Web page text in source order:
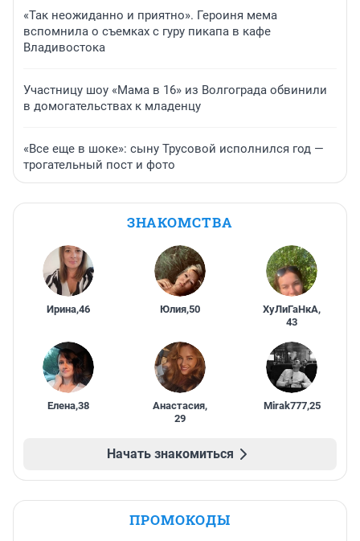
«Так неожиданно и приятно». Героиня мема
вспомнила о съемках с гуру пикапа в кафе
Владивостока
Участницу шоу «Мама в 16» из Волгограда обвинили
в домогательствах к младенцу
«Все еще в шоке»: сыну Трусовой исполнился год —
трогательный пост и фото
ЗНАКОМСТВА
Ирина,46 Юлия,50 ХуЛиГаНкА,
43
Елена,38 Анастасия,
29
Mirak777,25
Начать знакомиться
ПРОМОКОДЫ